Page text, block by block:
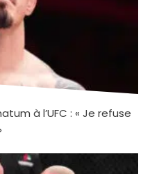
à l’UFC : « Je refuse